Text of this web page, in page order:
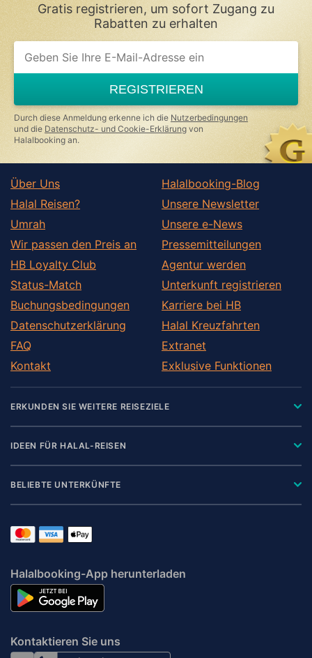
Gratis registrieren, um sofort Zugang zu
Rabatten zu erhalten
REGISTRIEREN
Durch diese Anmeldung erkenne ich die Nutzerbedingungen
und die Datenschutz- und Cookie-Erklärung von
Halalbooking an.
Über Uns
Halal Reisen?
Umrah
Wir passen den Preis an
HB Loyalty Club
Status-Match
Buchungsbedingungen
Datenschutzerklärung
FAQ
Kontakt
Halalbooking-Blog
Unsere Newsletter
Unsere e-News
Pressemitteilungen
Agentur werden
Unterkunft registrieren
Karriere bei HB
Halal Kreuzfahrten
Extranet
Exklusive Funktionen
ERKUNDEN SIE WEITERE REISEZIELE
IDEEN FÜR HALAL-REISEN
BELIEBTE UNTERKÜNFTE
Halalbooking-App herunterladen
Kontaktieren Sie uns